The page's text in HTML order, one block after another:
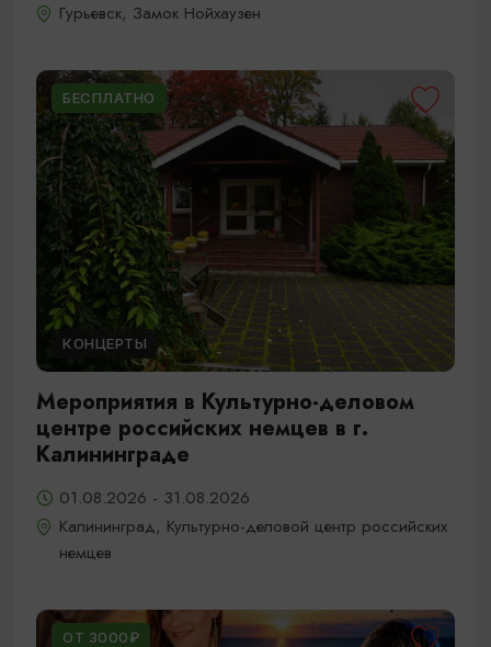
Гурьевск, Замок Нойхаузен
БЕСПЛАТНО
КОНЦЕРТЫ
Мероприятия в Культурно-деловом
центре российских немцев в г.
Калининграде
01.08.2026 - 31.08.2026
Калининград, Культурно-деловой центр российских
немцев
ОТ 3000₽